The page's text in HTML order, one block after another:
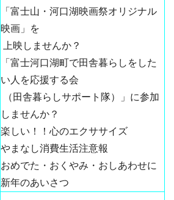
「富士山・河口湖映画祭オリジナル
映画」を
上映しませんか？
「富士河口湖町で田舎暮らしをした
い人を応援する会
（田舎暮らしサポート隊）」に参加
しませんか？
楽しい！！心のエクササイズ
やまなし消費生活注意報
おめでた・おくやみ・おしあわせに
新年のあいさつ